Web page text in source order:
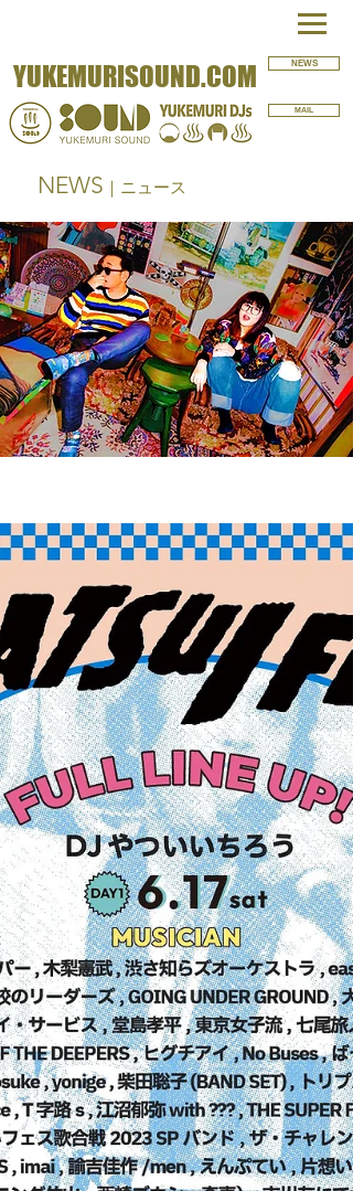
YUKEMURISOUND.COM NEWS
MAIL
NEWS ｜ニュース